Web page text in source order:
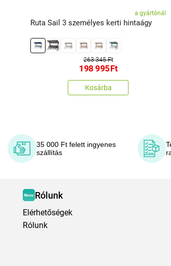
a gyártónál
Ruta Sail 3 személyes kerti hintaágy
263 345 Ft
198 995Ft
Kosárba
35 000 Ft felett ingyenes
szállítás
Rólunk
Elérhetőségek
Rólunk